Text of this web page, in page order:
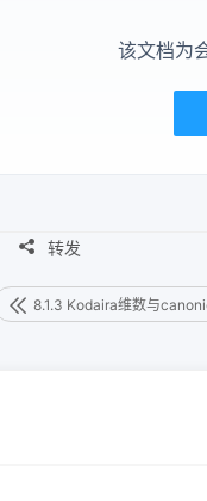
该文档为
 转发
8.1.3 Kodaira维数与